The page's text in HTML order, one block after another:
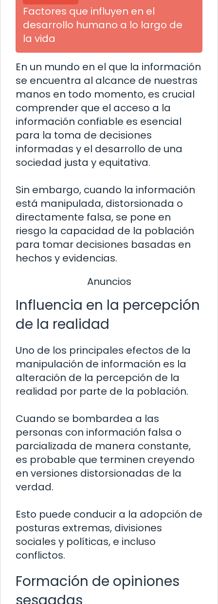
Factores que influyen en el
desarrollo humano a lo largo de
la vida
En un mundo en el que la información
se encuentra al alcance de nuestras
manos en todo momento, es crucial
comprender que el acceso a la
información confiable es esencial
para la toma de decisiones
informadas y el desarrollo de una
sociedad justa y equitativa.
Sin embargo, cuando la información
está manipulada, distorsionada o
directamente falsa, se pone en
riesgo la capacidad de la población
para tomar decisiones basadas en
hechos y evidencias.
Anuncios
Influencia en la percepción
de la realidad
Uno de los principales efectos de la
manipulación de información es la
alteración de la percepción de la
realidad por parte de la población.
Cuando se bombardea a las
personas con información falsa o
parcializada de manera constante,
es probable que terminen creyendo
en versiones distorsionadas de la
verdad.
Esto puede conducir a la adopción de
posturas extremas, divisiones
sociales y políticas, e incluso
conflictos.
Formación de opiniones